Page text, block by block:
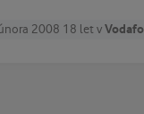
2008 18 let v